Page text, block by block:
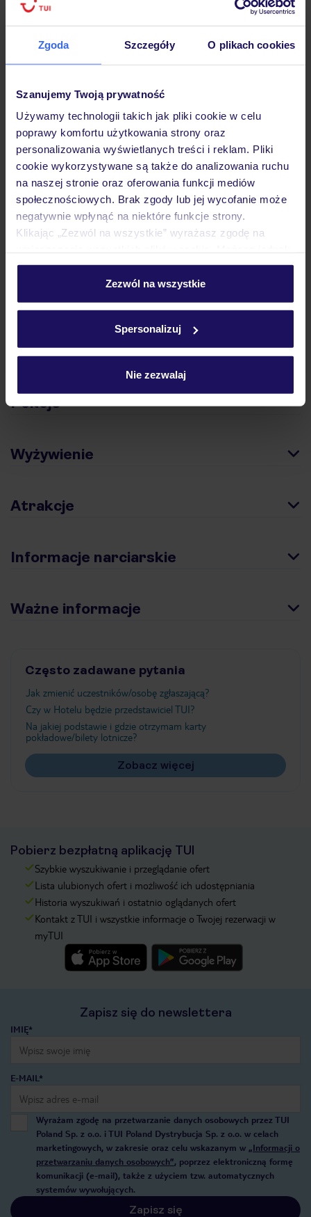
Zgoda Szczegóły O plikach cookies
Szanujemy Twoją prywatność
Używamy technologii takich jak pliki cookie w celu
poprawy komfortu użytkowania strony oraz
personalizowania wyświetlanych treści i reklam. Pliki
cookie wykorzystywane są także do analizowania ruchu
na naszej stronie oraz oferowania funkcji mediów
społecznościowych. Brak zgody lub jej wycofanie może
negatywnie wpłynąć na niektóre funkcje strony.
Klikając „Zezwól na wszystkie” wyrażasz zgodę na
personalizować swój wybór wchodząc w zakładkę
Szczegółowe informacje o plikach cookie znajdziesz
Zezwól na wszystkie
Spersonalizuj
Nie zezwalaj
Dane Mondial Assistance
Sprawdź szczegóły
wariantów ochrony »
Dlaczego warto wybrać TUI?
Hotel
Pokoje
Wyżywienie
Atrakcje
Informacje narciarskie
Ważne informacje
Często zadawane pytania
Jak zmienić uczestników/osobę zgłaszającą?
Czy w Hotelu będzie przedstawiciel TUI?
Na jakiej podstawie i gdzie otrzymam karty
pokładowe/bilety lotnicze?
Zobacz więcej
Pobierz bezpłatną aplikację TUI
Szybkie wyszukiwanie i przeglądanie ofert
Lista ulubionych ofert i możliwość ich udostępniania
Historia wyszukiwań i ostatnio oglądanych ofert
Kontakt z TUI i wszystkie informacje o Twojej rezerwacji w
myTUI
Zapisz się do newslettera
IMIĘ*
E-MAIL*
Wyrażam zgodę na przetwarzanie danych osobowych przez TUI
Poland Sp. z o.o. i TUI Poland Dystrybucja Sp. z o.o. w celach
marketingowych, w zakresie oraz celu wskazanym w „Informacji o
przetwarzaniu danych osobowych”, poprzez elektroniczną formę
komunikacji (e-mail), także z użyciem tzw. automatycznych
systemów wywołujących.
Zapisz się